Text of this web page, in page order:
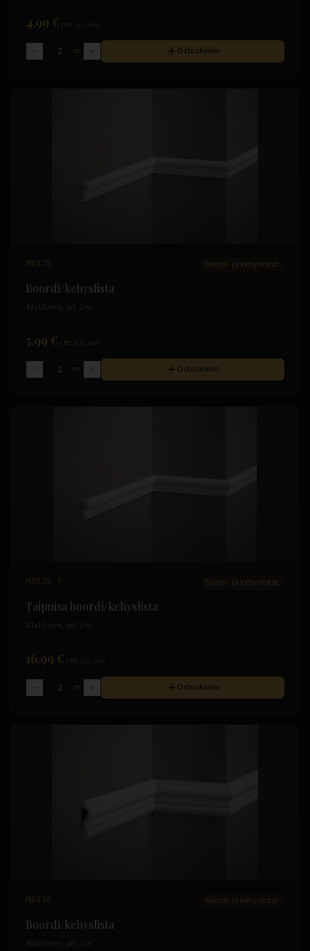
4.99 € /m
m Ostoskoriin
MD325 Boordi- ja kehyslistat
Boordi/kehyslista
41x15 mm, pit. 2 m
5.99 € /m
m Ostoskoriin
MD325 F Boordi- ja kehyslistat
Taipuisa boordi/kehyslista
41x15 mm, pit. 2 m
16.99 € /m
m Ostoskoriin
MD338 Boordi- ja kehyslistat
Boordi/kehyslista
80x20 mm, pit. 2 m